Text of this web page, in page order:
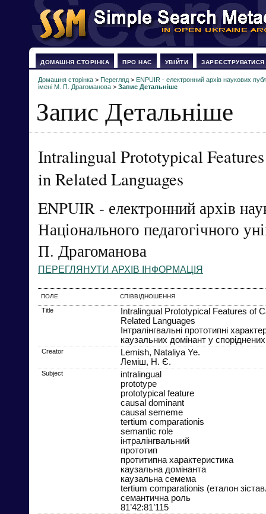
ДОМАШНЯ СТОРІНКА ПРО НАС УВІЙТИ ЗАРЕЄСТРУВАТИСЯ
Домашня сторінка > Перегляд > ENPUIR - електронний архів наукових
імені М. П. Драгоманова > Запис Детальніше
Запис Детальніше
Intralingual Prototypical
in Related Languages
ENPUIR - електронний архів
Національного педагогічного
П. Драгоманова
ПЕРЕГЛЯНУТИ АРХІВ ІНФОРМАЦІЯ
ПОЛЕ СПІВВІДНОШЕННЯ
Title
Intralingual Prototypical Features of
Related Languages
Інтралінгвальні прототипні
каузальних домінант у
Creator
Lemish, Nataliya Ye.
Леміш, Н. Є.
Subject
intralingual
prototype
prototypical feature
causal dominant
causal sememe
tertium comparationis
semantic role
інтралінгвальний
прототип
протитипна характеристика
каузальна домінанта
каузальна семема
tertium comparationis (еталон
семантична роль
81’42:81’115